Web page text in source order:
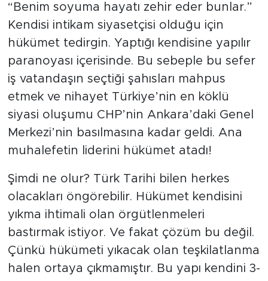
“Benim soyuma hayatı zehir eder bunlar.”
Kendisi intikam siyasetçisi olduğu için
hükümet tedirgin. Yaptığı kendisine yapılır
paranoyası içerisinde. Bu sebeple bu sefer
iş vatandaşın seçtiği şahısları mahpus
etmek ve nihayet Türkiye’nin en köklü
siyasi oluşumu CHP’nin Ankara’daki Genel
Merkezi’nin basılmasına kadar geldi. Ana
muhalefetin liderini hükümet atadı!
Şimdi ne olur? Türk Tarihi bilen herkes
olacakları öngörebilir. Hükümet kendisini
yıkma ihtimali olan örgütlenmeleri
bastırmak istiyor. Ve fakat çözüm bu değil.
Çünkü hükümeti yıkacak olan teşkilatlanma
halen ortaya çıkmamıştır. Bu yapı kendini 3-